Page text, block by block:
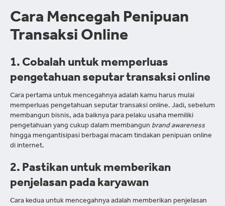
Cara Mencegah Penipuan
Transaksi Online
1. Cobalah untuk memperluas
pengetahuan seputar transaksi online
Cara pertama untuk mencegahnya adalah kamu harus mulai
memperluas pengetahuan seputar transaksi online. Jadi, sebelum
membangun bisnis, ada baiknya para pelaku usaha memiliki
pengetahuan yang cukup dalam membangun brand awareness
hingga mengantisipasi berbagai macam tindakan penipuan online
di internet.
2. Pastikan untuk memberikan
penjelasan pada karyawan
Cara kedua untuk mencegahnya adalah memberikan penjelasan